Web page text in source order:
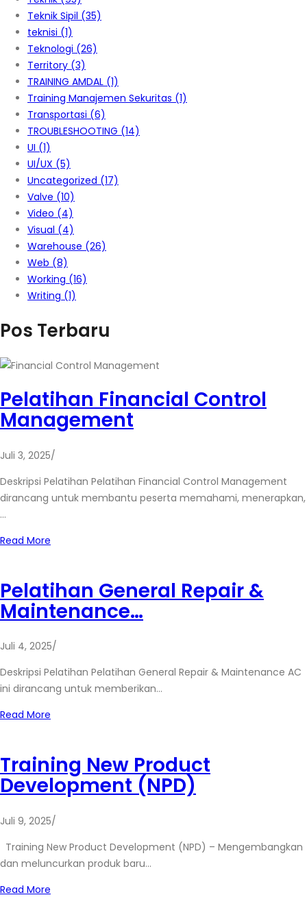
Teknik Sipil (35)
teknisi (1)
Teknologi (26)
Territory (3)
TRAINING AMDAL (1)
Training Manajemen Sekuritas (1)
Transportasi (6)
TROUBLESHOOTING (14)
UI (1)
UI/UX (5)
Uncategorized (17)
Valve (10)
Video (4)
Visual (4)
Warehouse (26)
Web (8)
Working (16)
Writing (1)
Pos Terbaru
Pelatihan Financial Control
Management
Juli 3, 2025/
Deskripsi Pelatihan Pelatihan Financial Control Management
dirancang untuk membantu peserta memahami, menerapkan,
…
Read More
Pelatihan General Repair &
Maintenance…
Juli 4, 2025/
Deskripsi Pelatihan Pelatihan General Repair & Maintenance AC
ini dirancang untuk memberikan…
Read More
Training New Product
Development (NPD)
Juli 9, 2025/
Training New Product Development (NPD) – Mengembangkan
dan meluncurkan produk baru…
Read More